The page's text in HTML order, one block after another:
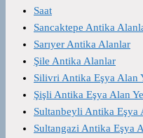
Saat
Sancaktepe Antika
Sarıyer Antika Alanlar
Şile Antika Alanlar
Silivri Antika Eşya Alan
Şişli Antika Eşya Alan
Sultanbeyli Antika Eşya
Sultangazi Antika Eşya